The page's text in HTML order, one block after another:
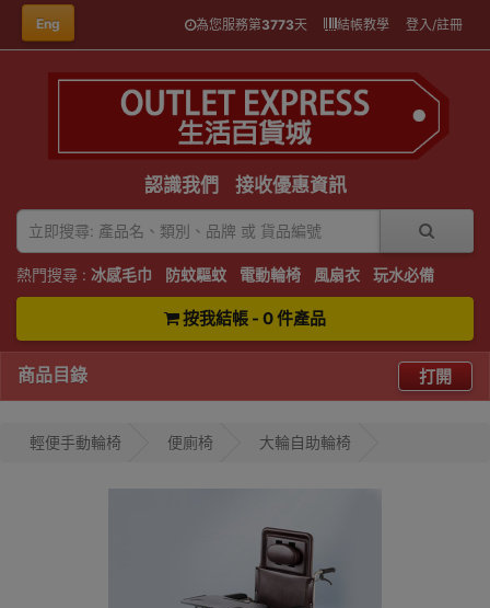
Eng 為您服務第3773天 結帳教學 登入/註冊
認識我們 接收優惠資訊
熱門搜尋 : 冰感毛巾 防蚊驅蚊 電動輪椅 風扇衣 玩水必備
按我結帳 - 0 件產品
商品目錄 打開
輕便手動輪椅 便廁椅 大輪自助輪椅